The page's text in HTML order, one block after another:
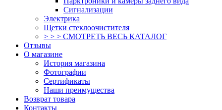
Сигнализации
Электрика
Щетки стеклоочистителя
> > > СМОТРЕТЬ ВЕСЬ КАТАЛОГ
Отзывы
О магазине
История магазина
Фотографии
Сертификаты
Наши преимущества
Возврат товара
Контакты